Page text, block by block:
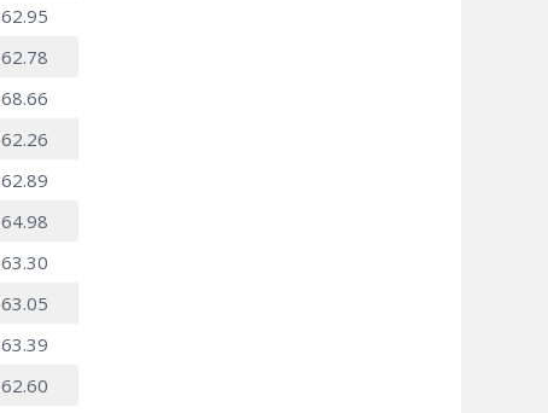
62.95
62.78
68.66
62.26
62.89
64.98
63.30
63.05
63.39
62.60